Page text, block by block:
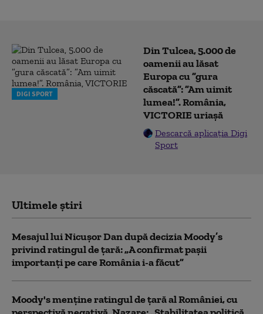
DIGI SPORT
Din Tulcea, 5.000 de
oamenii au lăsat
Europa cu ”gura
căscată”: ”Am uimit
lumea!”. România,
VICTORIE uriașă
Descarcă aplicația Digi
Sport
Ultimele știri
Mesajul lui Nicușor Dan după decizia Moody’s
privind ratingul de țară: „A confirmat pașii
importanți pe care România i-a făcut”
Moody's menține ratingul de țară al României, cu